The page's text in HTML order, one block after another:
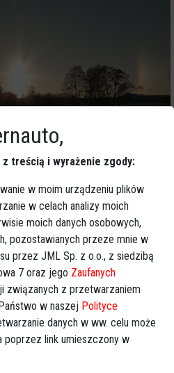
treścią i wyrażenie zgody:
w moim urządzeniu plików
w celach analizy moich
moich danych osobowych,
pozostawianych przeze mnie w
przez JML Sp. z o.o., z siedzibą
7 oraz jego Zaufanych
związanych z przetwarzaniem
w naszej Polityce
danych w ww. celu może
poprzez link umieszczony w